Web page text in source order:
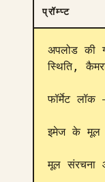
प्रॉम्प्ट
अपलोड की
स्थिति,
फॉर्मेट लॉक
इमेज के मूल
मूल संरचना